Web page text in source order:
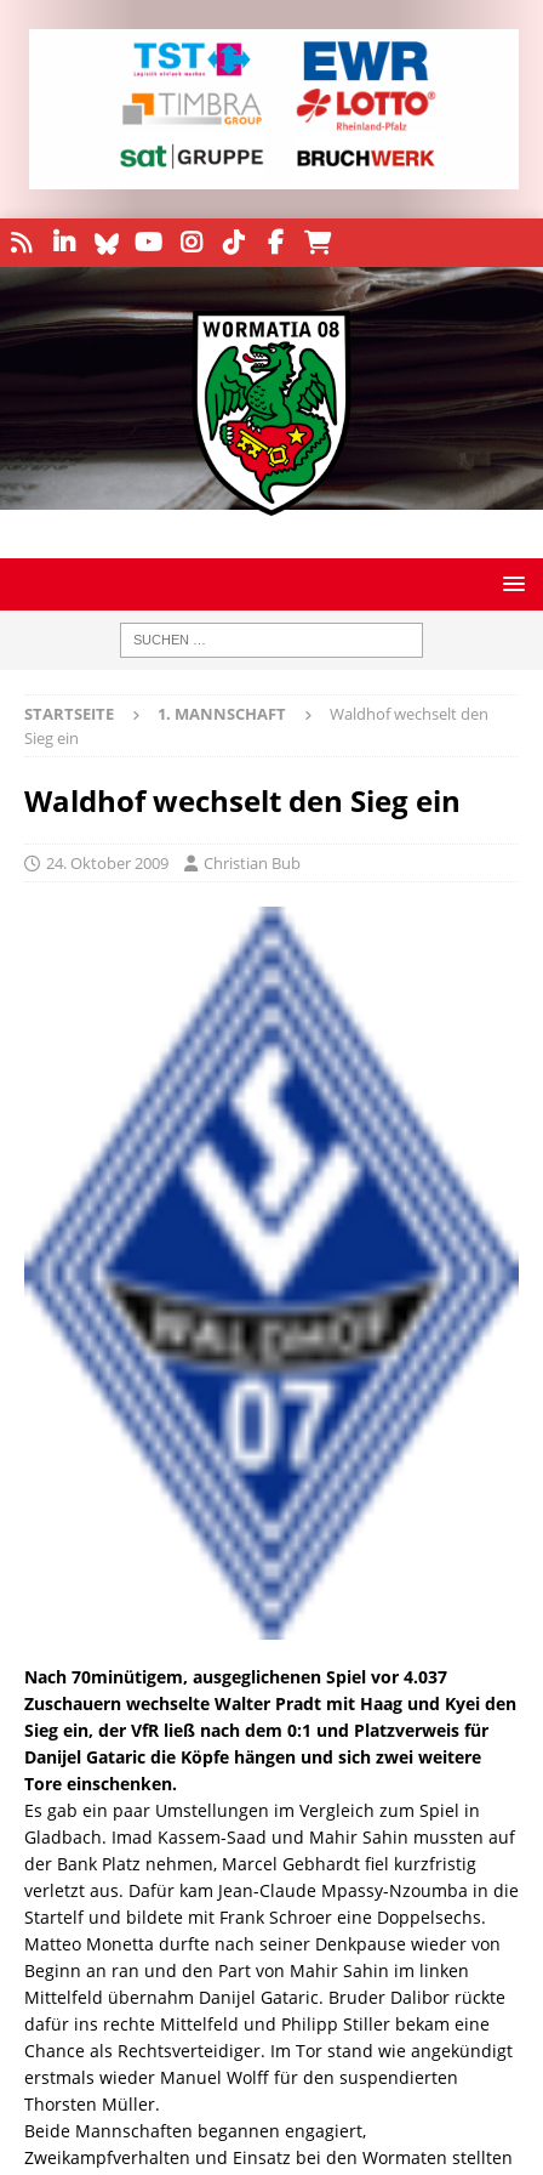
STARTSEITE 1. MANNSCHAFT
Waldhof wechselt den
Sieg ein
Waldhof wechselt den Sieg ein
24. Oktober 2009 Christian Bub
Nach 70minütigem, ausgeglichenen Spiel vor 4.037
Zuschauern wechselte Walter Pradt mit Haag und Kyei den
Sieg ein, der VfR ließ nach dem 0:1 und Platzverweis für
Danijel Gataric die Köpfe hängen und sich zwei weitere
Tore einschenken.
Es gab ein paar Umstellungen im Vergleich zum Spiel in
Gladbach. Imad Kassem-Saad und Mahir Sahin mussten auf
der Bank Platz nehmen, Marcel Gebhardt fiel kurzfristig
verletzt aus. Dafür kam Jean-Claude Mpassy-Nzoumba in die
Startelf und bildete mit Frank Schroer eine Doppelsechs.
Matteo Monetta durfte nach seiner Denkpause wieder von
Beginn an ran und den Part von Mahir Sahin im linken
Mittelfeld übernahm Danijel Gataric. Bruder Dalibor rückte
dafür ins rechte Mittelfeld und Philipp Stiller bekam eine
Chance als Rechtsverteidiger. Im Tor stand wie angekündigt
erstmals wieder Manuel Wolff für den suspendierten
Thorsten Müller.
Beide Mannschaften begannen engagiert,
Zweikampfverhalten und Einsatz bei den Wormaten stellten